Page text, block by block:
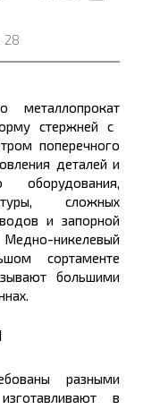
28
металлопрокат
стержней с
поперечного
деталей и
сложных
и запорной
никелевый
сортаменте
большими
разными
в